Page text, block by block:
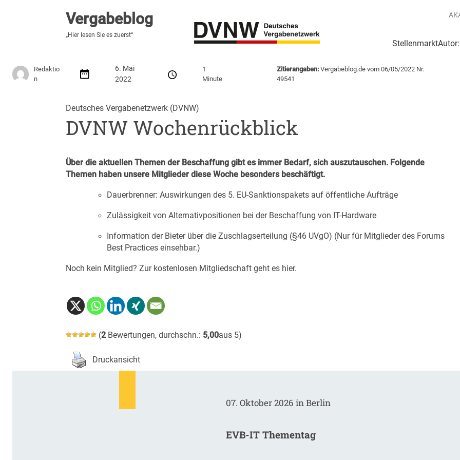
Vergabeblog
„Hier lesen Sie es zuerst“
Stellenmarkt
Vergabeblog
„Hier lesen Sie es zuerst“
Redaktio
n
6. Mai
2022
1
Minute
Zitierangaben:Vergabeblog.de vom 06/05/2022 Nr.
49541
Deutsches Vergabenetzwerk (DVNW)
DVNW Wochenrückblick
Über die aktuellen Themen der Beschaffung gibt es immer Bedarf, sich auszutauschen. Folgende
Themen haben unsere Mitglieder diese Woche besonders beschäftigt.
Dauerbrenner: Auswirkungen des 5. EU-Sanktionspakets auf öffentliche Aufträge
Zulässigkeit von Alternativpositionen bei der Beschaffung von IT-Hardware
Information der Bieter über die Zuschlagserteilung (§46 UVgO) (Nur für Mitglieder des Forums
Best Practices einsehbar.)
Noch kein Mitglied? Zur kostenlosen Mitgliedschaft geht es hier.
(2Bewertungen, durchschn.: 5,00aus 5)
Druckansicht
07. Oktober 2026 in Berlin
EVB-IT Thementag